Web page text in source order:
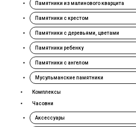
Памятники из малинового кварцита
Памятники с крестом
Памятники с деревьями, цветами
Памятники ребенку
Памятники с ангелом
Мусульманские памятники
Комплексы
Часовни
Аксессуары